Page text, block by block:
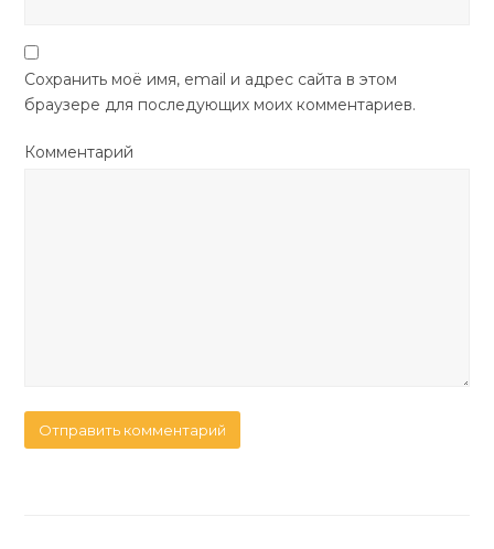
Сохранить моё имя, email и адрес сайта в этом
браузере для последующих моих комментариев.
Комментарий